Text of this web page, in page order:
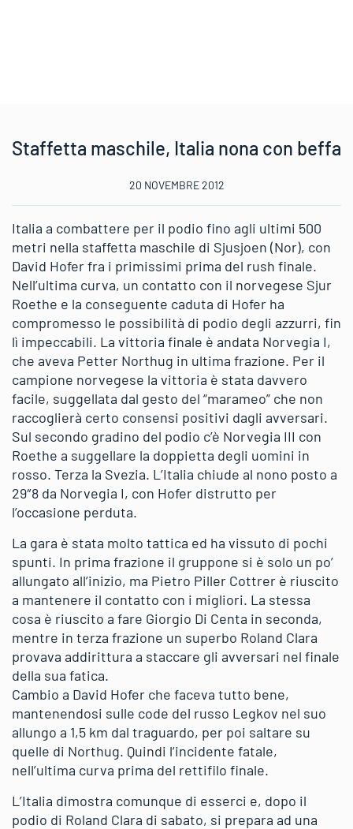
Staffetta maschile, Italia nona con beffa
20 NOVEMBRE 2012
Italia a combattere per il podio fino agli ultimi 500
metri nella staffetta maschile di Sjusjoen (Nor), con
David Hofer fra i primissimi prima del rush finale.
Nell’ultima curva, un contatto con il norvegese Sjur
Roethe e la conseguente caduta di Hofer ha
compromesso le possibilità di podio degli azzurri, fin
lì impeccabili. La vittoria finale è andata Norvegia I,
che aveva Petter Northug in ultima frazione. Per il
campione norvegese la vittoria è stata davvero
facile, suggellata dal gesto del “marameo” che non
raccoglierà certo consensi positivi dagli avversari.
Sul secondo gradino del podio c’è Norvegia III con
Roethe a suggellare la doppietta degli uomini in
rosso. Terza la Svezia. L’Italia chiude al nono posto a
29″8 da Norvegia I, con Hofer distrutto per
l’occasione perduta.
La gara è stata molto tattica ed ha vissuto di pochi
spunti. In prima frazione il gruppone si è solo un po’
allungato all’inizio, ma Pietro Piller Cottrer è riuscito
a mantenere il contatto con i migliori. La stessa
cosa è riuscito a fare Giorgio Di Centa in seconda,
mentre in terza frazione un superbo Roland Clara
provava addirittura a staccare gli avversari nel finale
della sua fatica.
Cambio a David Hofer che faceva tutto bene,
mantenendosi sulle code del russo Legkov nel suo
allungo a 1,5 km dal traguardo, per poi saltare su
quelle di Northug. Quindi l’incidente fatale,
nell’ultima curva prima del rettifilo finale.
L’Italia dimostra comunque di esserci e, dopo il
podio di Roland Clara di sabato, si prepara ad una